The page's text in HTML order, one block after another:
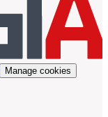
Manage cookies